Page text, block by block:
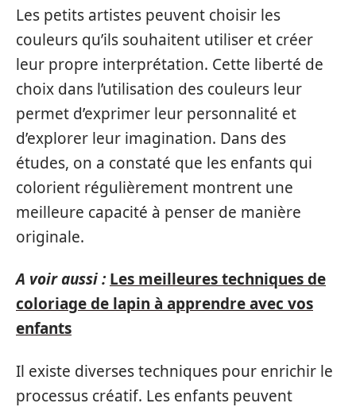
Les petits artistes peuvent choisir les
couleurs qu’ils souhaitent utiliser et créer
leur propre interprétation. Cette liberté de
choix dans l’utilisation des couleurs leur
permet d’exprimer leur personnalité et
d’explorer leur imagination. Dans des
études, on a constaté que les enfants qui
colorient régulièrement montrent une
meilleure capacité à penser de manière
originale.
A voir aussi : Les meilleures techniques de
coloriage de lapin à apprendre avec vos
enfants
Il existe diverses techniques pour enrichir le
processus créatif. Les enfants peuvent